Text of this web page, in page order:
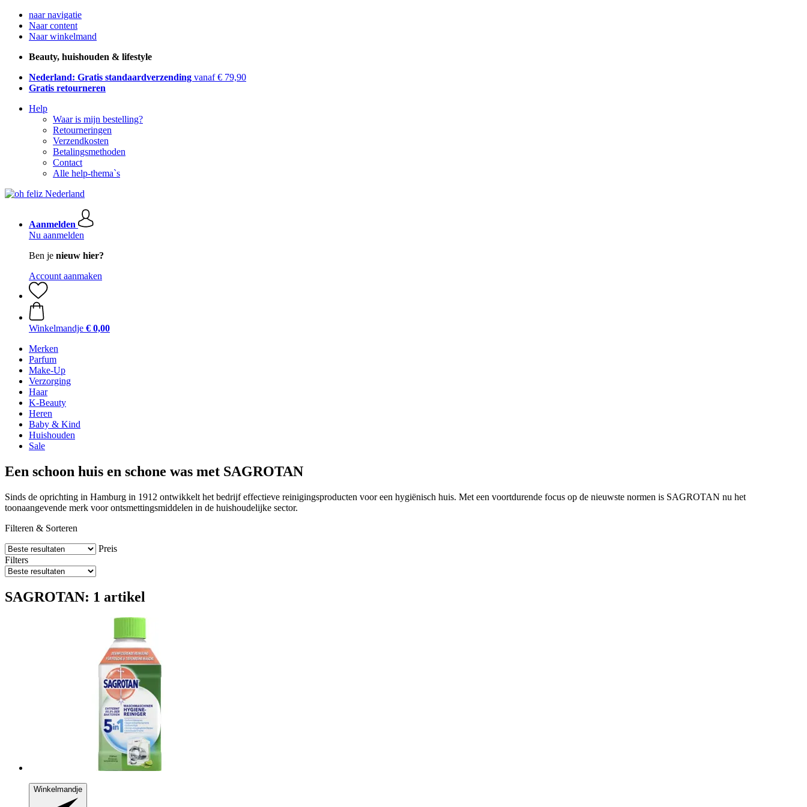
naar navigatie
Naar content
Naar winkelmand
Beauty, huishouden & lifestyle
Nederland: Gratis standaardverzending vanaf € 79,90
Gratis retourneren
Help
Waar is mijn bestelling?
Retourneringen
Verzendkosten
Betalingsmethoden
Contact
Alle help-thema`s
Aanmelden
Nu aanmelden
Ben je nieuw hier?
Account aanmaken
Winkelmandje € 0,00
Merken
Parfum
Make-Up
Verzorging
Haar
K-Beauty
Heren
Baby & Kind
Huishouden
Sale
Een schoon huis en schone was met SAGROTAN
Sinds de oprichting in Hamburg in 1912 ontwikkelt het bedrijf effectieve reinigingsproducten voor een hygiënisch huis. Met een voortdurende focus op de nieuwste normen is SAGROTAN nu het
toonaangevende merk voor ontsmettingsmiddelen in de huishoudelijke sector.
Filteren & Sorteren
Preis
Filters
SAGROTAN: 1 artikel
Winkelmandje